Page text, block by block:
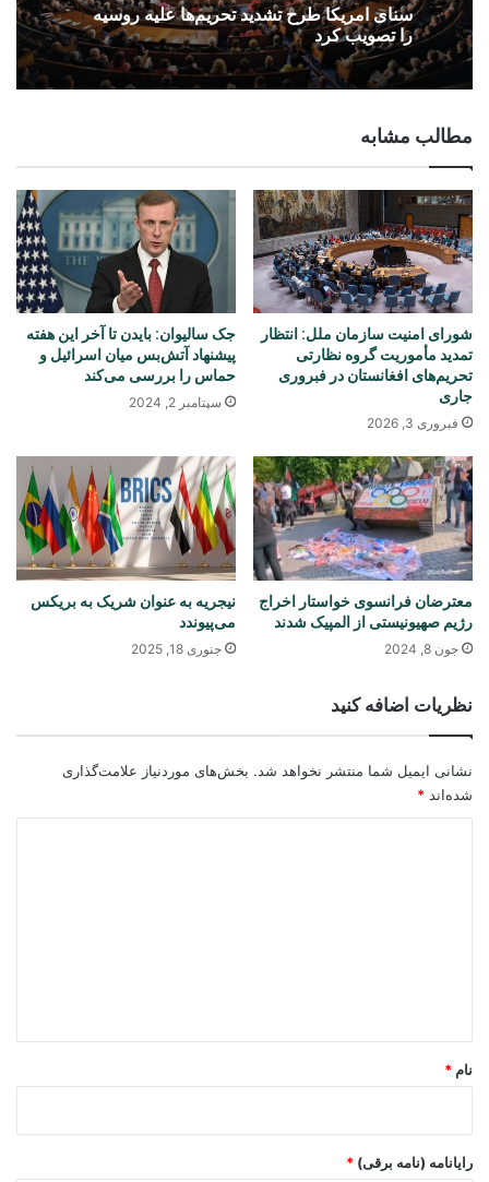
سنای امریکا طرح تشدید تحریم‌ها علیه روسیه
را تصویب کرد
مطالب مشابه
شورای امنیت سازمان ملل: انتظار
تمدید مأموریت گروه نظارتی
تحریم‌های افغانستان در فبروری
جاری
فبروری 3, 2026
جک سالیوان: بایدن تا آخر این هفته
پیشنهاد آتش‌بس میان اسرائیل و
حماس را بررسی می‌کند
سپتامبر 2, 2024
معترضان فرانسوی خواستار اخراج
رژیم صهیونیستی از المپیک شدند
جون 8, 2024
نیجریه به عنوان شریک به بریکس
می‌پیوندد
جنوری 18, 2025
نظریات اضافه کنید
نشانی ایمیل شما منتشر نخواهد شد. بخش‌های موردنیاز علامت‌گذاری
شده‌اند *
نام *
رایانامه (نامه برقی) *